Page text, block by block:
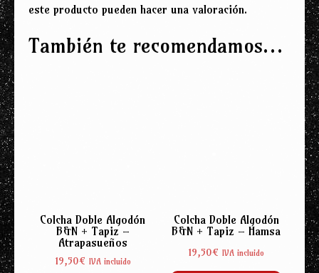
este producto pueden hacer una valoración.
También te recomendamos…
Colcha Doble Algodón
B&N + Tapiz –
Atrapasueños
19,50€ IVA incluido
Colcha Doble Algodón
B&N + Tapiz – Hamsa
19,50€ IVA incluido